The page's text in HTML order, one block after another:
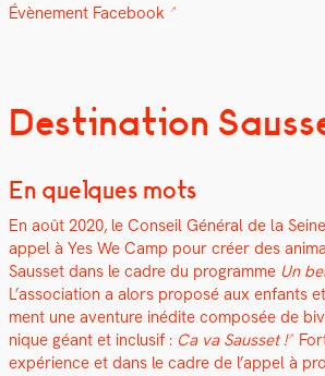
Évène­ment Face­book
Destination
En quelques mots
En août 2020, le Con­seil Général de la
appel à Yes We Camp pour créer des
Saus­set dans le cadre du pro­gramme Un
L’association a alors pro­posé aux enfants
ment une aven­ture inédite com­posée de
nique géant et inclusif : Ca va Saus­set !
expérience et dans le cadre de l’appel à